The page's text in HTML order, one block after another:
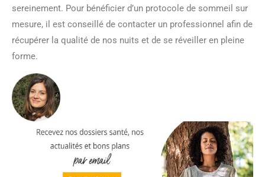
sereinement. Pour bénéficier d’un protocole de sommeil sur
mesure, il est conseillé de contacter un professionnel afin de
récupérer la qualité de nos nuits et de se réveiller en pleine
forme.